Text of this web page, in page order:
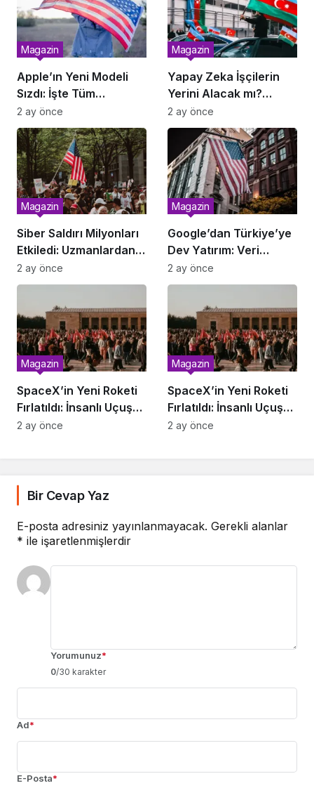
Apple’ın Yeni Modeli
Sızdı: İşte Tüm
Özellikler
Magazin
2 ay önce
Yapay Zeka İşçilerin
Yerini Alacak mı?
Rapor Yayımlandı
Magazin
2 ay önce
Siber Saldırı Milyonları
Etkiledi: Uzmanlardan
Uyarı
Magazin
2 ay önce
Google’dan Türkiye’ye
Dev Yatırım: Veri
Merkezi Geliyor
Magazin
2 ay önce
SpaceX’in Yeni Roketi
Fırlatıldı: İnsanlı Uçuş
Ne Zaman?
Magazin
2 ay önce
SpaceX’in Yeni Roketi
Fırlatıldı: İnsanlı Uçuş
Ne Zaman?
Magazin
2 ay önce
Bir Cevap Yaz
E-posta adresiniz yayınlanmayacak. Gerekli alanlar
* ile işaretlenmişlerdir
Yorumunuz*
0/30 karakter
Ad*
E-Posta*